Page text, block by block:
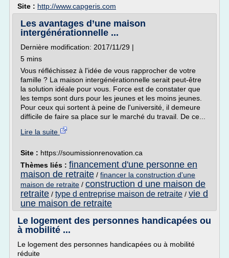
Site : http://www.capgeris.com
Les avantages d’une maison
intergénérationnelle ...
Dernière modification: 2017/11/29 |
5 mins
Vous réfléchissez à l'idée de vous rapprocher de votre
famille ? La maison intergénérationnelle serait peut-être
la solution idéale pour vous. Force est de constater que
les temps sont durs pour les jeunes et les moins jeunes.
Pour ceux qui sortent à peine de l'université, il demeure
difficile de faire sa place sur le marché du travail. De ce...
Lire la suite
Site : https://soumissionrenovation.ca
Thèmes liés : financement d'une personne en
maison de retraite / financer la construction d'une
maison de retraite / construction d une maison de
retraite / type d entreprise maison de retraite / vie d
une maison de retraite
Le logement des personnes handicapées ou
à mobilité ...
Le logement des personnes handicapées ou à mobilité
réduite